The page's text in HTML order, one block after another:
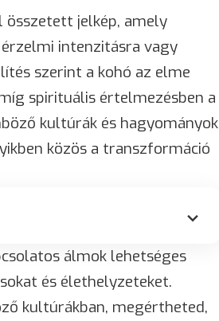
összetett jelkép, amely
intenzitásra vagy
szerint a kohó az elme
spirituális értelmezésben a
kultúrák és hagyományok
közös a transzformáció
álmok lehetséges
és élethelyzeteket.
kultúrákban, megértheted,